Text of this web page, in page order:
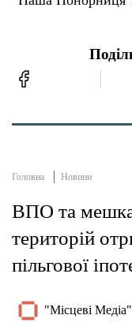
Головна Новини
ВПО та
територій
пільгової
"Місцеві Медіа"